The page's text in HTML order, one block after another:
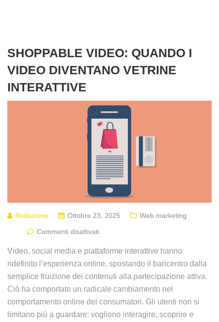
SHOPPABLE VIDEO: QUANDO I
VIDEO DIVENTANO VETRINE
INTERATTIVE
Redazione Ottobre 23, 2025 Web marketing
Commenti disattivati
Video, social media e piattaforme interattive hanno
ridefinito l’esperienza online, spostando il baricentro dalla
semplice fruizione dei contenuti alla partecipazione attiva.
Ciò ha comportato un radicale cambiamento nel
comportamento online dei consumatori. Gli utenti non si
limitano più a guardare: vogliono interagire, scoprire e